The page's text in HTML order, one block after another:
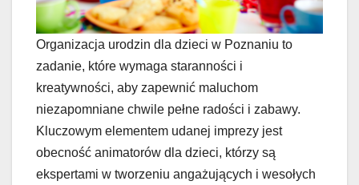
Organizacja urodzin dla dzieci w Poznaniu to
zadanie, które wymaga staranności i
kreatywności, aby zapewnić maluchom
niezapomniane chwile pełne radości i zabawy.
Kluczowym elementem udanej imprezy jest
obecność animatorów dla dzieci, którzy są
ekspertami w tworzeniu angażujących i wesołych